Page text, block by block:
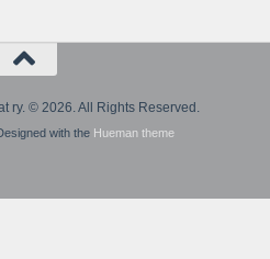
ry. © 2026. All Rights Reserved.
with the Hueman theme